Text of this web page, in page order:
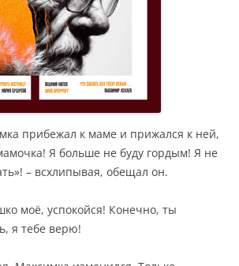
прибежал к маме и прижался к ней,
Я больше не буду гордым! Я не
– всхлипывая, обещал он.
моё, успокойся! Конечно, ты
я тебе верю!